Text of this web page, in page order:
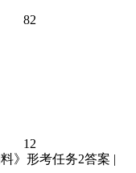
82
12